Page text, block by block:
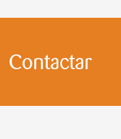
Contactar